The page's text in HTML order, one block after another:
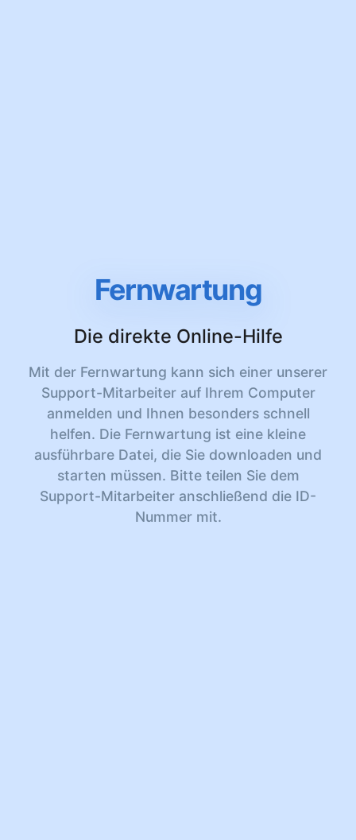
Fernwartung
Die direkte Online-Hilfe
Mit der Fernwartung kann sich einer unserer
Support-Mitarbeiter auf Ihrem Computer
anmelden und Ihnen besonders schnell
helfen. Die Fernwartung ist eine kleine
ausführbare Datei, die Sie downloaden und
starten müssen. Bitte teilen Sie dem
Support-Mitarbeiter anschließend die ID-
Nummer mit.